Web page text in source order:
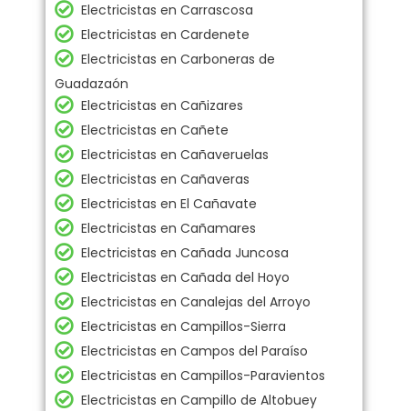
Electricistas en Carrascosa
Electricistas en Cardenete
Electricistas en Carboneras de
Guadazaón
Electricistas en Cañizares
Electricistas en Cañete
Electricistas en Cañaveruelas
Electricistas en Cañaveras
Electricistas en El Cañavate
Electricistas en Cañamares
Electricistas en Cañada Juncosa
Electricistas en Cañada del Hoyo
Electricistas en Canalejas del Arroyo
Electricistas en Campillos-Sierra
Electricistas en Campos del Paraíso
Electricistas en Campillos-Paravientos
Electricistas en Campillo de Altobuey